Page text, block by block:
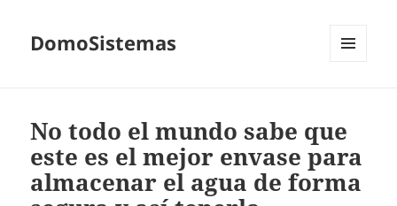
DomoSistemas
No todo el mundo sabe que
este es el mejor envase para
almacenar el agua de forma